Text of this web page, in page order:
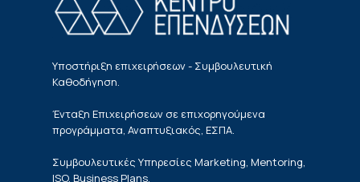
Υποστήριξη επιχειρήσεων - Συμβουλευτική
Καθοδήγηση.
Ένταξη Επιχειρήσεων σε επιχορηγούμενα
προγράμματα, Αναπτυξιακός, ΕΣΠΑ.
Συμβουλευτικές Υπηρεσίες Marketing, Mentoring,
ISO, Business Plans.